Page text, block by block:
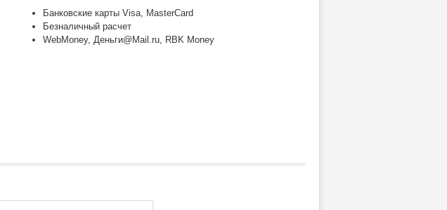
Банковские карты Visa, MasterCard
Безналичный расчет
WebMoney, Деньги@Mail.ru, RBK Money